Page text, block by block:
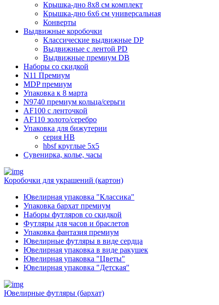
Крышка-дно 8x8 см комплект
Крышка-дно 6x6 см универсальная
Конверты
Выдвижные коробочки
Классические выдвижные DP
Выдвижные с лентой PD
Выдвижные премиум DB
Наборы со скидкой
N11 Премиум
MDP премиум
Упаковка к 8 марта
N9740 премиум кольца/серьги
AF100 с ленточкой
AF110 золото/серебро
Упаковка для бижутерии
серия HB
hbsf круглые 5x5
Сувенирка, колье, часы
Коробочки для украшений (картон)
Ювелирная упаковка "Классика"
Упаковка бархат премиум
Наборы футляров со скидкой
Футляры для часов и браслетов
Упаковка фантазия премиум
Ювелирные футляры в виде сердца
Ювелирная упаковка в виде ракушек
Ювелирная упаковка "Цветы"
Ювелирная упаковка "Детская"
Ювелирные футляры (бархат)